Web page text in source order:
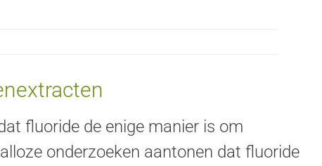
fluoride de enige manier is om
onderzoeken aantonen dat fluoride